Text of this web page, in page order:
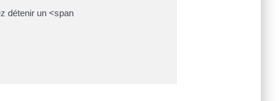
détenir un <span